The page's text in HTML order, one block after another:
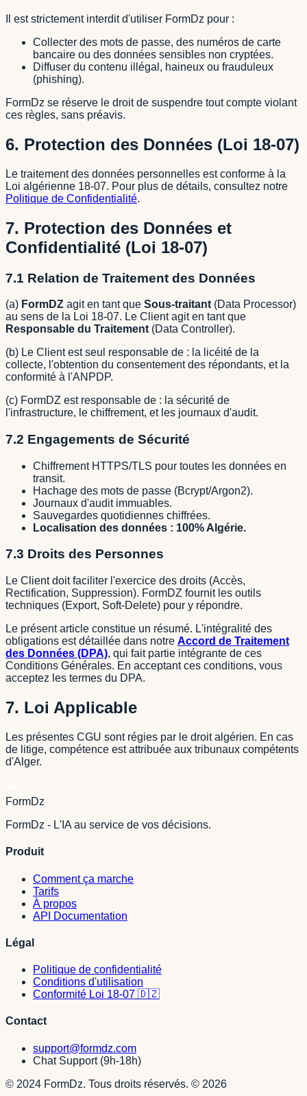
Il est strictement interdit d'utiliser FormDz pour :
Collecter des mots de passe, des numéros de carte
bancaire ou des données sensibles non cryptées.
Diffuser du contenu illégal, haineux ou frauduleux
(phishing).
FormDz se réserve le droit de suspendre tout compte violant
ces règles, sans préavis.
6. Protection des Données (Loi 18-07)
Le traitement des données personnelles est conforme à la
Loi algérienne 18-07. Pour plus de détails, consultez notre
Politique de Confidentialité.
7. Protection des Données et
Confidentialité (Loi 18-07)
7.1 Relation de Traitement des Données
(a) FormDZ agit en tant que Sous-traitant (Data Processor)
au sens de la Loi 18-07. Le Client agit en tant que
Responsable du Traitement (Data Controller).
(b) Le Client est seul responsable de : la licéité de la
collecte, l'obtention du consentement des répondants, et la
conformité à l'ANPDP.
(c) FormDZ est responsable de : la sécurité de
l'infrastructure, le chiffrement, et les journaux d'audit.
7.2 Engagements de Sécurité
Chiffrement HTTPS/TLS pour toutes les données en
transit.
Hachage des mots de passe (Bcrypt/Argon2).
Journaux d'audit immuables.
Sauvegardes quotidiennes chiffrées.
Localisation des données : 100% Algérie.
7.3 Droits des Personnes
Le Client doit faciliter l'exercice des droits (Accès,
Rectification, Suppression). FormDZ fournit les outils
techniques (Export, Soft-Delete) pour y répondre.
Le présent article constitue un résumé. L'intégralité des
obligations est détaillée dans notre Accord de Traitement
des Données (DPA), qui fait partie intégrante de ces
Conditions Générales. En acceptant ces conditions, vous
acceptez les termes du DPA.
7. Loi Applicable
Les présentes CGU sont régies par le droit algérien. En cas
de litige, compétence est attribuée aux tribunaux compétents
d'Alger.
FormDz
FormDz - L'IA au service de vos décisions.
Produit
Comment ça marche
Tarifs
À propos
API Documentation
Légal
Politique de confidentialité
Conditions d'utilisation
Conformité Loi 18-07 🇩🇿
Contact
support@formdz.com
Chat Support (9h-18h)
© 2024 FormDz. Tous droits réservés. © 2026